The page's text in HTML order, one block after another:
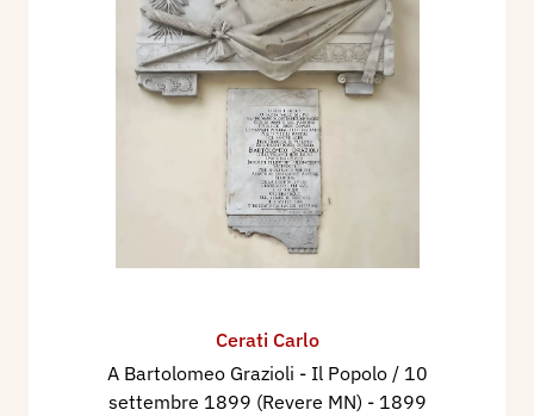
Cerati Carlo
A Bartolomeo Grazioli - Il Popolo / 10
settembre 1899 (Revere MN) - 1899